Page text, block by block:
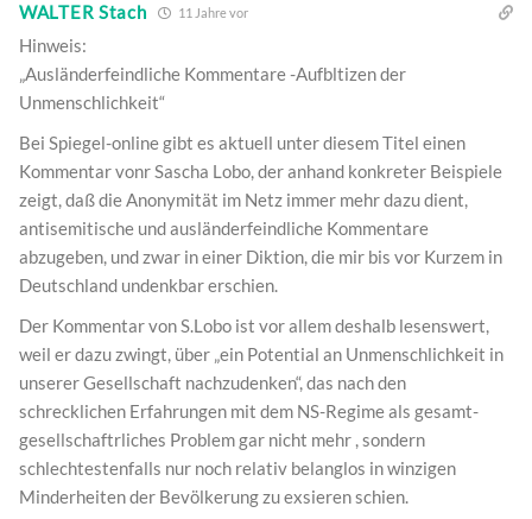
WALTER Stach 11 Jahre vor
Hinweis:
„Ausländerfeindliche Kommentare -Aufbltizen der
Unmenschlichkeit“
Bei Spiegel-online gibt es aktuell unter diesem Titel einen
Kommentar vonr Sascha Lobo, der anhand konkreter Beispiele
zeigt, daß die Anonymität im Netz immer mehr dazu dient,
antisemitische und ausländerfeindliche Kommentare
abzugeben, und zwar in einer Diktion, die mir bis vor Kurzem in
Deutschland undenkbar erschien.
Der Kommentar von S.Lobo ist vor allem deshalb lesenswert,
weil er dazu zwingt, über „ein Potential an Unmenschlichkeit in
unserer Gesellschaft nachzudenken“, das nach den
schrecklichen Erfahrungen mit dem NS-Regime als gesamt-
gesellschaftrliches Problem gar nicht mehr , sondern
schlechtestenfalls nur noch relativ belanglos in winzigen
Minderheiten der Bevölkerung zu exsieren schien.